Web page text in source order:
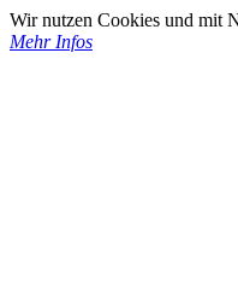
Wir nutzen Cookies und mit
Mehr Infos